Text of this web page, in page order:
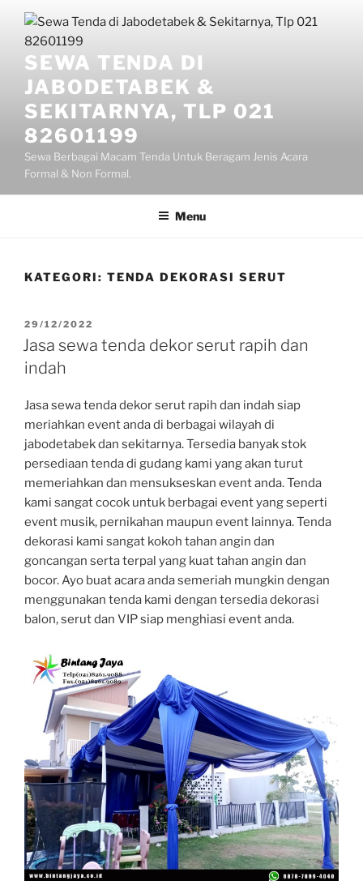
Lompat
konten
SEWA TENDA DI
JABODETABEK &
SEKITARNYA, TLP 021
82601199
Sewa Berbagai Macam Tenda Untuk Beragam Jenis Acara
Formal & Non Formal.
Menu
KATEGORI: TENDA DEKORASI SERUT
DIPOSKAN
PADA
29/12/2022
Jasa sewa tenda dekor serut rapih dan
indah
Jasa sewa tenda dekor serut rapih dan indah siap
meriahkan event anda di berbagai wilayah di
jabodetabek dan sekitarnya. Tersedia banyak stok
persediaan tenda di gudang kami yang akan turut
memeriahkan dan mensukseskan event anda. Tenda
kami sangat cocok untuk berbagai event yang seperti
event musik, pernikahan maupun event lainnya. Tenda
dekorasi kami sangat kokoh tahan angin dan
goncangan serta terpal yang kuat tahan angin dan
bocor. Ayo buat acara anda semeriah mungkin dengan
menggunakan tenda kami dengan tersedia dekorasi
balon, serut dan VIP siap menghiasi event anda.